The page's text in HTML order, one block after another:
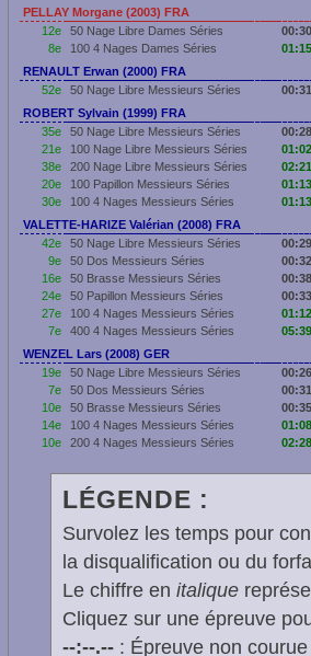
PELLAY Morgane (2003) FRA
12e
50 Nage Libre Dames Séries
8e
100 4 Nages Dames Séries
RENAULT Erwan (2000) FRA
52e
50 Nage Libre Messieurs Séries
ROBERT Sylvain (1999) FRA
35e
50 Nage Libre Messieurs Séries
21e
100 Nage Libre Messieurs Séries
38e
200 Nage Libre Messieurs Séries
20e
100 Papillon Messieurs Séries
30e
100 4 Nages Messieurs Séries
VALETTE-HARIZE Valérian (2008) FRA
42e
50 Nage Libre Messieurs Séries
9e
50 Dos Messieurs Séries
16e
50 Brasse Messieurs Séries
24e
50 Papillon Messieurs Séries
27e
100 4 Nages Messieurs Séries
7e
400 4 Nages Messieurs Séries
WENZEL Lars (2008) GER
19e
50 Nage Libre Messieurs Séries
7e
50 Dos Messieurs Séries
10e
50 Brasse Messieurs Séries
14e
100 4 Nages Messieurs Séries
10e
200 4 Nages Messieurs Séries
LÉGENDE :
Survolez les temps pour
la disqualification ou du
Le chiffre en italique
Cliquez sur une épreuve
--:--.--: Épreuve non